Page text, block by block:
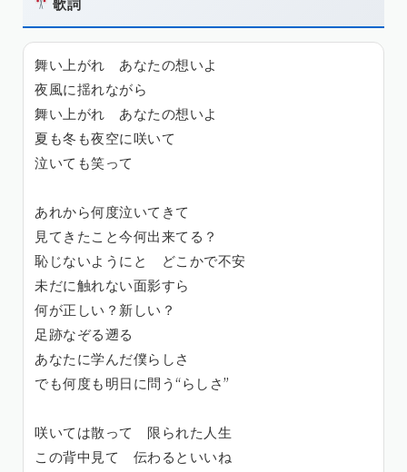
歌詞
舞い上がれ あなたの想いよ
夜風に揺れながら
舞い上がれ あなたの想いよ
夏も冬も夜空に咲いて
泣いても笑って
あれから何度泣いてきて
見てきたこと今何出来てる？
恥じないようにと どこかで不安
未だに触れない面影すら
何が正しい？新しい？
足跡なぞる遡る
あなたに学んだ僕らしさ
でも何度も明日に問う“らしさ”
咲いては散って 限られた人生
この背中見て 伝わるといいね